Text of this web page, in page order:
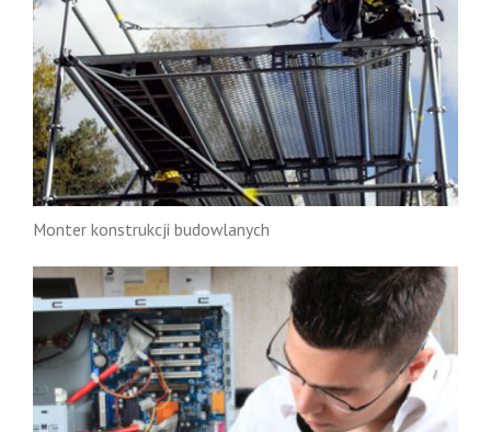
Monter konstrukcji budowlanych